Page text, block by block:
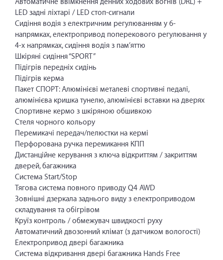
LED задні ліхтарі / LED стоп-сигнали
Сидіння водія з електричним регулюванням у 6-
напрямках, електропривод поперекового регулювання у
4-х напрямках, сидіння водія з пам’яттю
Шкіряні сидіння “SPORT”
Підігрів передніх сидінь
Підігрів керма
Пакет СПОРТ: Алюмінієві металеві спортивні педалі,
алюмінієва кришка тунелю, алюмінієві вставки на дверях
Cпортивне кермо з шкіряною обшивкою
Стеля чорного кольору
Перемикачі передач/пелюстки на кермі
Перфорована ручка перемикання КПП
Дистанційне керування з ключа відкриттям / закриттям
дверей, багажника
Система Start/Stop
Тягова система повного приводу Q4 AWD
Зовнішні дзеркала заднього виду з електроприводом
складування та обігрівом
Круїз контроль / обмежувач швидкості руху
Автоматичний двозонний клімат (з датчиком вологості)
Електропривод двері багажника
Система відкривання двері багажника Hands Free